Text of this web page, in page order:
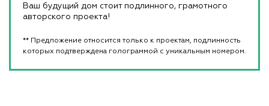
Ваш будущий дом стоит подлинного, грамотного
авторского проекта!
** Предложение относится только к проектам, подлинность
которых подтверждена голограммой с уникальным номером.